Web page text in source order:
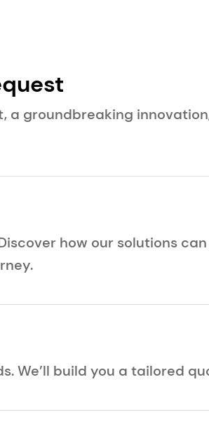
a groundbreaking
how our solutions
We’ll build you a tailored